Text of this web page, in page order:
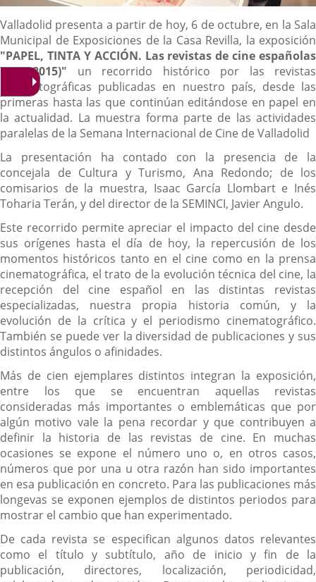
Descripción
Valladolid presenta a partir de hoy, 6 de octubre, en la Sala
Municipal de Exposiciones de la Casa Revilla, la exposición
"PAPEL, TINTA Y ACCIÓN. Las revistas de cine españolas
(1910-2015)" un recorrido histórico por las revistas
cinematográficas publicadas en nuestro país, desde las
primeras hasta las que continúan editándose en papel en
la actualidad. La muestra forma parte de las actividades
paralelas de la Semana Internacional de Cine de Valladolid
La presentación ha contado con la presencia de la
concejala de Cultura y Turismo, Ana Redondo; de los
comisarios de la muestra, Isaac García Llombart e Inés
Toharia Terán, y del director de la SEMINCI, Javier Angulo.
Este recorrido permite apreciar el impacto del cine desde
sus orígenes hasta el día de hoy, la repercusión de los
momentos históricos tanto en el cine como en la prensa
cinematográfica, el trato de la evolución técnica del cine, la
recepción del cine español en las distintas revistas
especializadas, nuestra propia historia común, y la
evolución de la crítica y el periodismo cinematográfico.
También se puede ver la diversidad de publicaciones y sus
distintos ángulos o afinidades.
Más de cien ejemplares distintos integran la exposición,
entre los que se encuentran aquellas revistas
consideradas más importantes o emblemáticas que por
algún motivo vale la pena recordar y que contribuyen a
definir la historia de las revistas de cine. En muchas
ocasiones se expone el número uno o, en otros casos,
números que por una u otra razón han sido importantes
en esa publicación en concreto. Para las publicaciones más
longevas se exponen ejemplos de distintos periodos para
mostrar el cambio que han experimentado.
De cada revista se especifican algunos datos relevantes
como el título y subtítulo, año de inicio y fin de la
publicación, directores, localización, periodicidad,